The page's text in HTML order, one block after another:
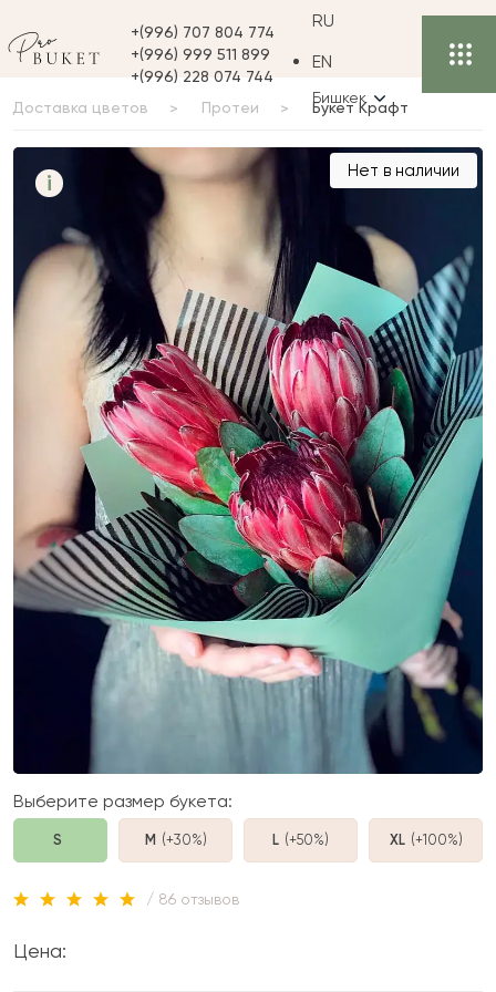
+(996) 707 804 774
+(996) 999 511 899
+(996) 228 074 744
RU
EN
Бишкек
Доставка цветов Протеи Букет Крафт
i Букет Крафт Нет в наличии
Выберите размер букета:
S M (+30%) L (+50%) XL (+100%)
/ 86 отзывов
Цена: